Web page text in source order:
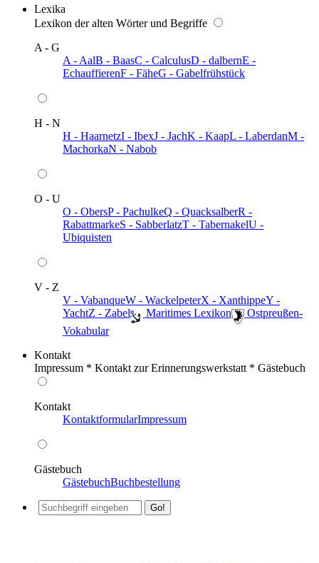
Lexika
Lexikon der alten Wörter und Begriffe
A - G
A - AalB - BaasC - CalculusD - dalbernE -
EchauffierenF - FäheG - Gabelfrühstück
H - N
H - HaarnetzI - IbexJ - JachK - KaapL - LaberdanM -
MachorkaN - Nabob
O - U
O - ObersP - PachulkeQ - QuacksalberR -
RabattmarkeS - SabberlatzT - TabernakelU -
Ubiquisten
V - Z
V - VabanqueW - WackelpeterX - XanthippeY -
YachtZ - Zabel ️ Maritimes Lexikon
️ Ostpreußen-
Vokabular
Kontakt
Impressum * Kontakt zur Erinnerungswerkstatt * Gästebuch
Kontakt
KontaktformularImpressum
Gästebuch
GästebuchBuchbestellung